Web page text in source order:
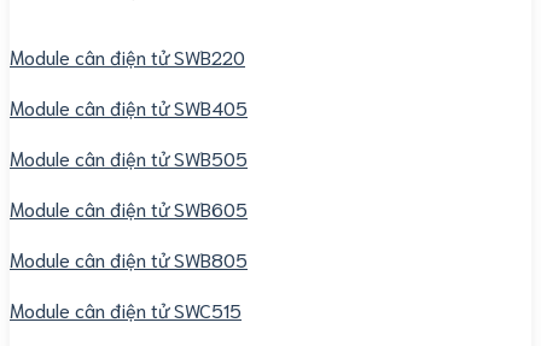
Module cân điện tử SWB220
Module cân điện tử SWB405
Module cân điện tử SWB505
Module cân điện tử SWB605
Module cân điện tử SWB805
Module cân điện tử SWC515